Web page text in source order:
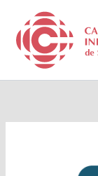
contenido